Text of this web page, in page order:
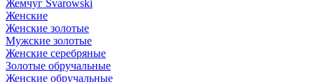
Жемчуг Svarowski
Женские
Женские золотые
Мужские золотые
Женские серебряные
Золотые обручальные
Женские обручальные